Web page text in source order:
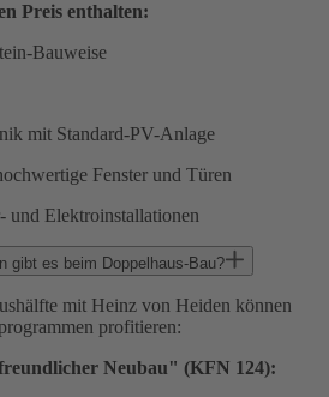
Preis enthalten:
Bauweise
mit Standard-PV-Anlage
Fenster und Türen
und Elektroinstallationen
gibt es beim Doppelhaus-Bau?
mit Heinz von Heiden können
profitieren:
Neubau" (KFN 124):